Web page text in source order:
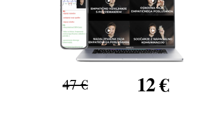
47 € 12 €